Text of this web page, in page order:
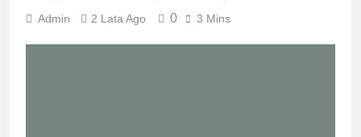
Admin 2 Lata Ago 0 3 Mins